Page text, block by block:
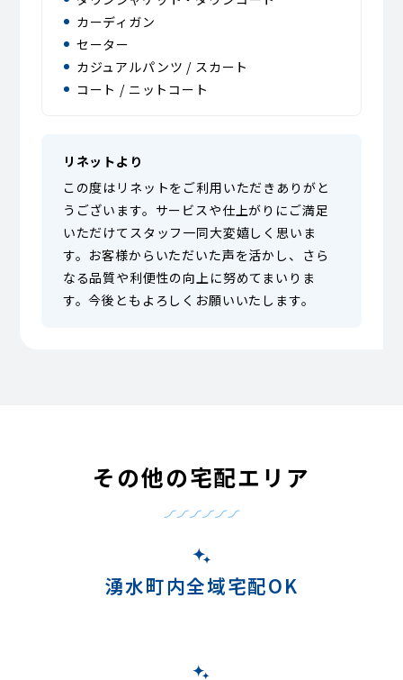
カーディガン
セーター
カジュアルパンツ / スカート
コート / ニットコート
リネットより
この度はリネットをご利用いただきありがと
うございます。サービスや仕上がりにご満足
いただけてスタッフ一同大変嬉しく思いま
す。お客様からいただいた声を活かし、さら
なる品質や利便性の向上に努めてまいりま
す。今後ともよろしくお願いいたします。
その他の宅配エリア
湧水町内全域宅配OK